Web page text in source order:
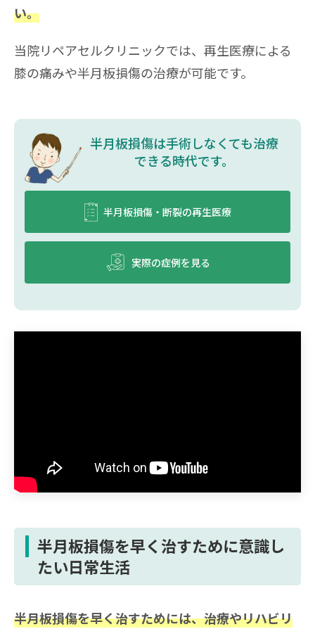
い。
当院リペアセルクリニックでは、再生医療による
膝の痛みや半月板損傷の治療が可能です。
半⽉板損傷は⼿術しなくても治療
できる時代です。
半月板損傷・断裂の再生医療
実際の症例を見る
半月板損傷を早く治すために意識し
たい日常生活
半月板損傷を早く治すためには、治療やリハビリ